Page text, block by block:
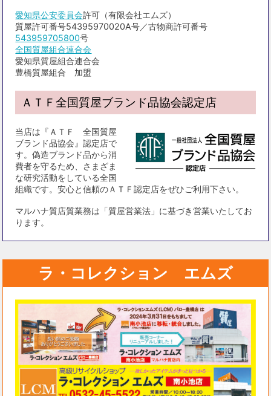
愛知県公安委員会許可（有限会社エムズ）
質屋許可番号54395970020A号／古物商許可番号
543959705800号
全国質屋組合連合会
愛知県質屋組合連合会
豊橋質屋組合 加盟
ＡＴＦ全国質屋ブランド品協会認定店
当店は『ＡＴＦ 全国質屋
ブランド品協会』認定店で
す。偽造ブランド品から消
費者を守るため、さまざま
な研究活動をしている全国
組織です。安心と信頼のＡＴＦ認定店をぜひご利用下さい。
マルハナ質店質業務は「質屋営業法」に基づき営業いたしてお
ります。
ラ・コレクション エムズ